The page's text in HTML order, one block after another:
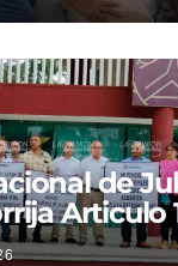
de
Articulo